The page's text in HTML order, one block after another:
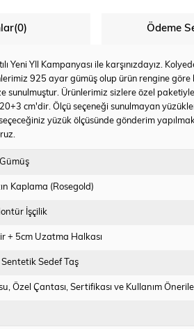
(0) Ödeme
Yeni YIl Kampanyası ile karşınızdayız.
925 ayar gümüş olup ürün rengine göre
sunulmuştur. Ürünlerimiz sizlere özel
cm'dir. Ölçü seçeneği sunulmayan
yüzük ölçüsünde gönderim
Kaplama (Rosegold)
İşçilik
+ 5cm Uzatma Halkası
Sentetik Sedef Taş
Özel Çantası Sertifikası ve Kullanım